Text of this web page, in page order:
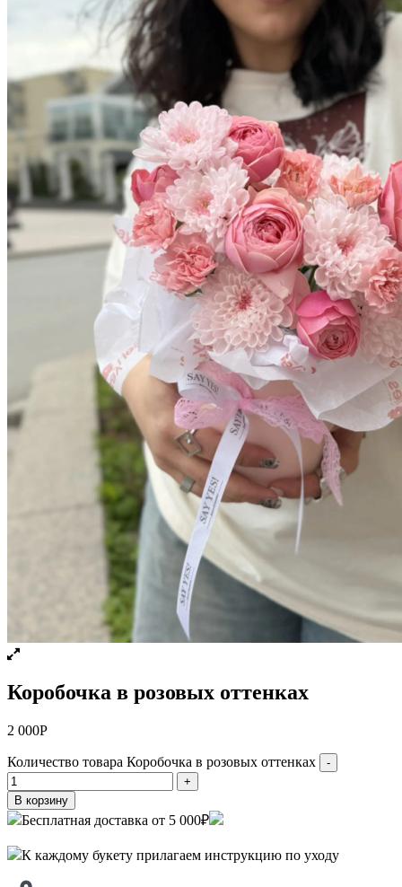
Коробочка в розовых оттенках
2 000Р
Количество товара Коробочка в розовых оттенках
-
+
В корзину
Бесплатная доставка от 5 000₽
К каждому букету прилагаем инструкцию по уходу